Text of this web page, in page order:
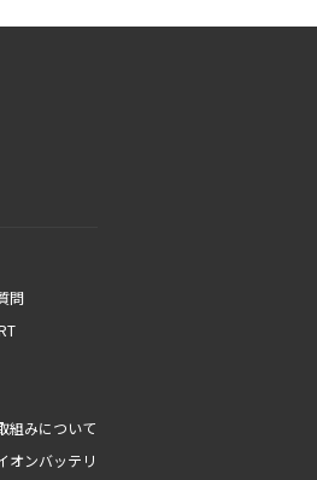
問
組みについて
オンバッテリ